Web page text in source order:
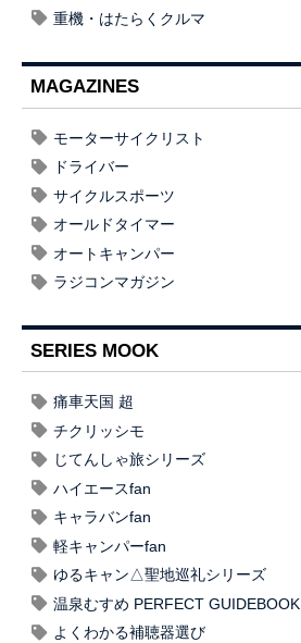
重機・はたらくクルマ
MAGAZINES
モーターサイクリスト
ドライバー
サイクルスポーツ
オールドタイマー
オートキャンパー
ラジコンマガジン
SERIES MOOK
痛車天国 超
チクリッシモ
じてんしゃ旅シリーズ
ハイエースfan
キャラバンfan
軽キャンパーfan
ゆるキャン△聖地巡礼シリーズ
温泉むすめ PERFECT GUIDEBOOK
よくわかる補聴器選び